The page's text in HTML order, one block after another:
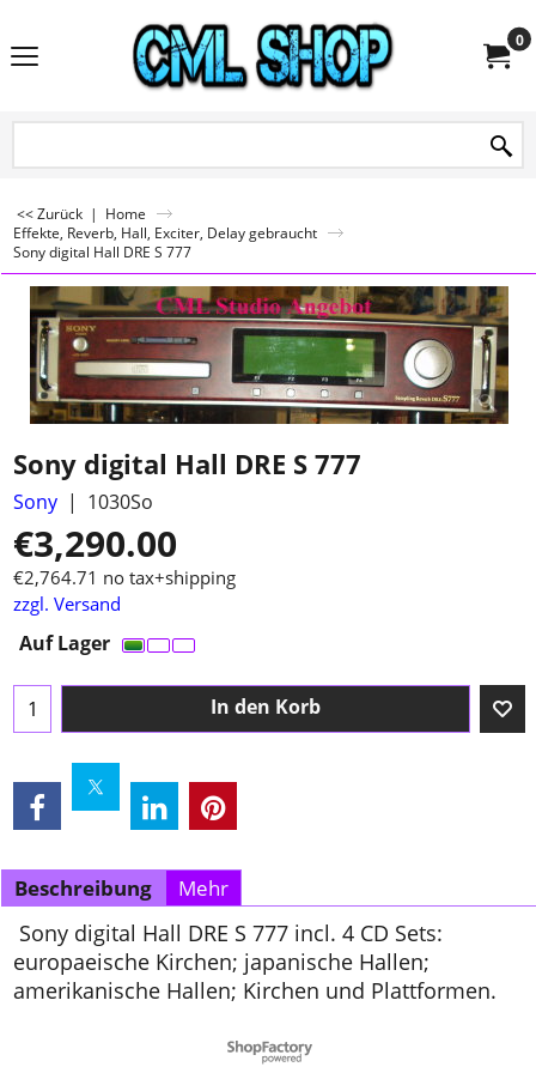
0
<< Zurück | Home
Effekte, Reverb, Hall, Exciter, Delay gebraucht
Sony digital Hall DRE S 777
Sony digital Hall DRE S 777
Sony 1030So
€3,290.00
€2,764.71 no tax+shipping
zzgl. Versand
Auf Lager
In den Korb
Beschreibung Mehr
Sony digital Hall DRE S 777 incl. 4 CD Sets:
europaeische Kirchen; japanische Hallen;
amerikanische Hallen; Kirchen und Plattformen.
WebShop erstellt mit ShopFactory Shop Software.